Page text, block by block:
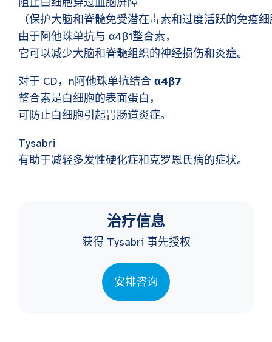
（保护大脑和脊髓免受潜在毒素和过度活跃的免疫
由于阿他珠单抗与 α4β1整合素，
它可以减少大脑和脊髓组织的神经损伤和炎症。
对于 CD，n阿他珠单抗结合 α4β7
整合素是白细胞的表面蛋白，
可防止白细胞引起胃肠道炎症。
Tysabri
有助于减轻多发性硬化症和克罗恩氏病的症状。
治疗信息
获得 Tysabri 事先授权
安排咨询